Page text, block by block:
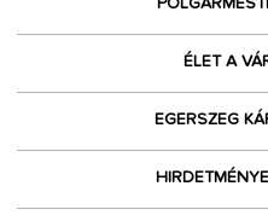
ÉLET A
EGERSZEG